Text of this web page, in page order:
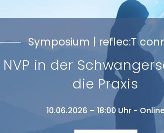
Symposium | reflec:T
in der
die Praxis
10.06.2026 – 18:00 Uhr -